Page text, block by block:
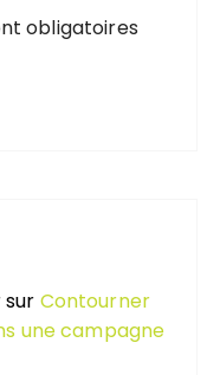
obligatoires
sur Contourner
une campagne